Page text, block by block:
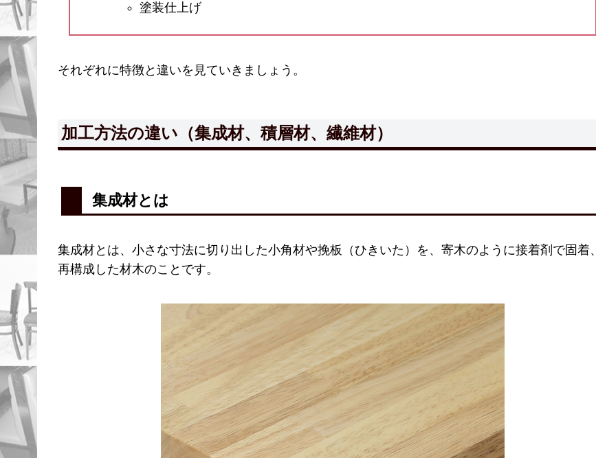
塗装仕上げ
それぞれに特徴と違いを見ていきましょう。
加工方法の違い（集成材、積層材、繊維材）
集成材とは
集成材とは、小さな寸法に切り出した小角材や挽板（ひきいた）を、寄木のように接着剤で固着、
再構成した材木のことです。